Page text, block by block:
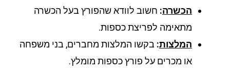
הכשרה:חשוב לוודא שהפורץ בעל הכשרה
מתאימה לפריצת כספות.
המלצות:בקשו המלצות מחברים, בני משפחה
או מכרים על פורץ כספות מומלץ.